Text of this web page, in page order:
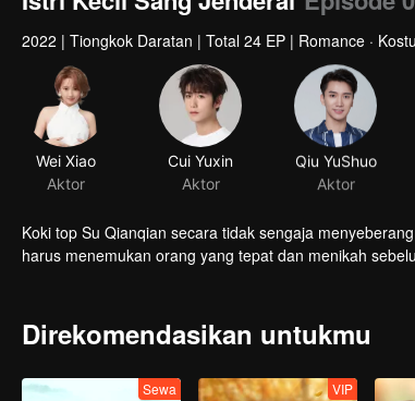
2022 | Tiongkok Daratan | Total 24 EP | Romance ·
Wei Xiao
Aktor
Cui Yuxin
Aktor
Qiu YuShuo
Aktor
Koki top Su Qianqian secara tidak sengaja
harus menemukan orang yang tepat dan menikah
Direkomendasikan untukmu
Sewa VIP